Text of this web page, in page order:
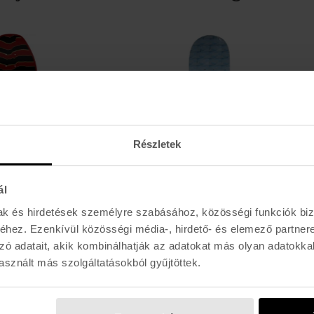
Részletek
és hirdetések személyre szabásához, közösségi funkciók
Ezenkívül közösségi média-, hirdető- és elemező
adatait, akik kombinálhatják az adatokat más olyan
más szolgáltatásokból gyűjtöttek.
RIPPER MAROON - 9,75
ELEMENT GÖRDESZKA
E.S.P. HIGHWAY - 8,25
25.990 Ft